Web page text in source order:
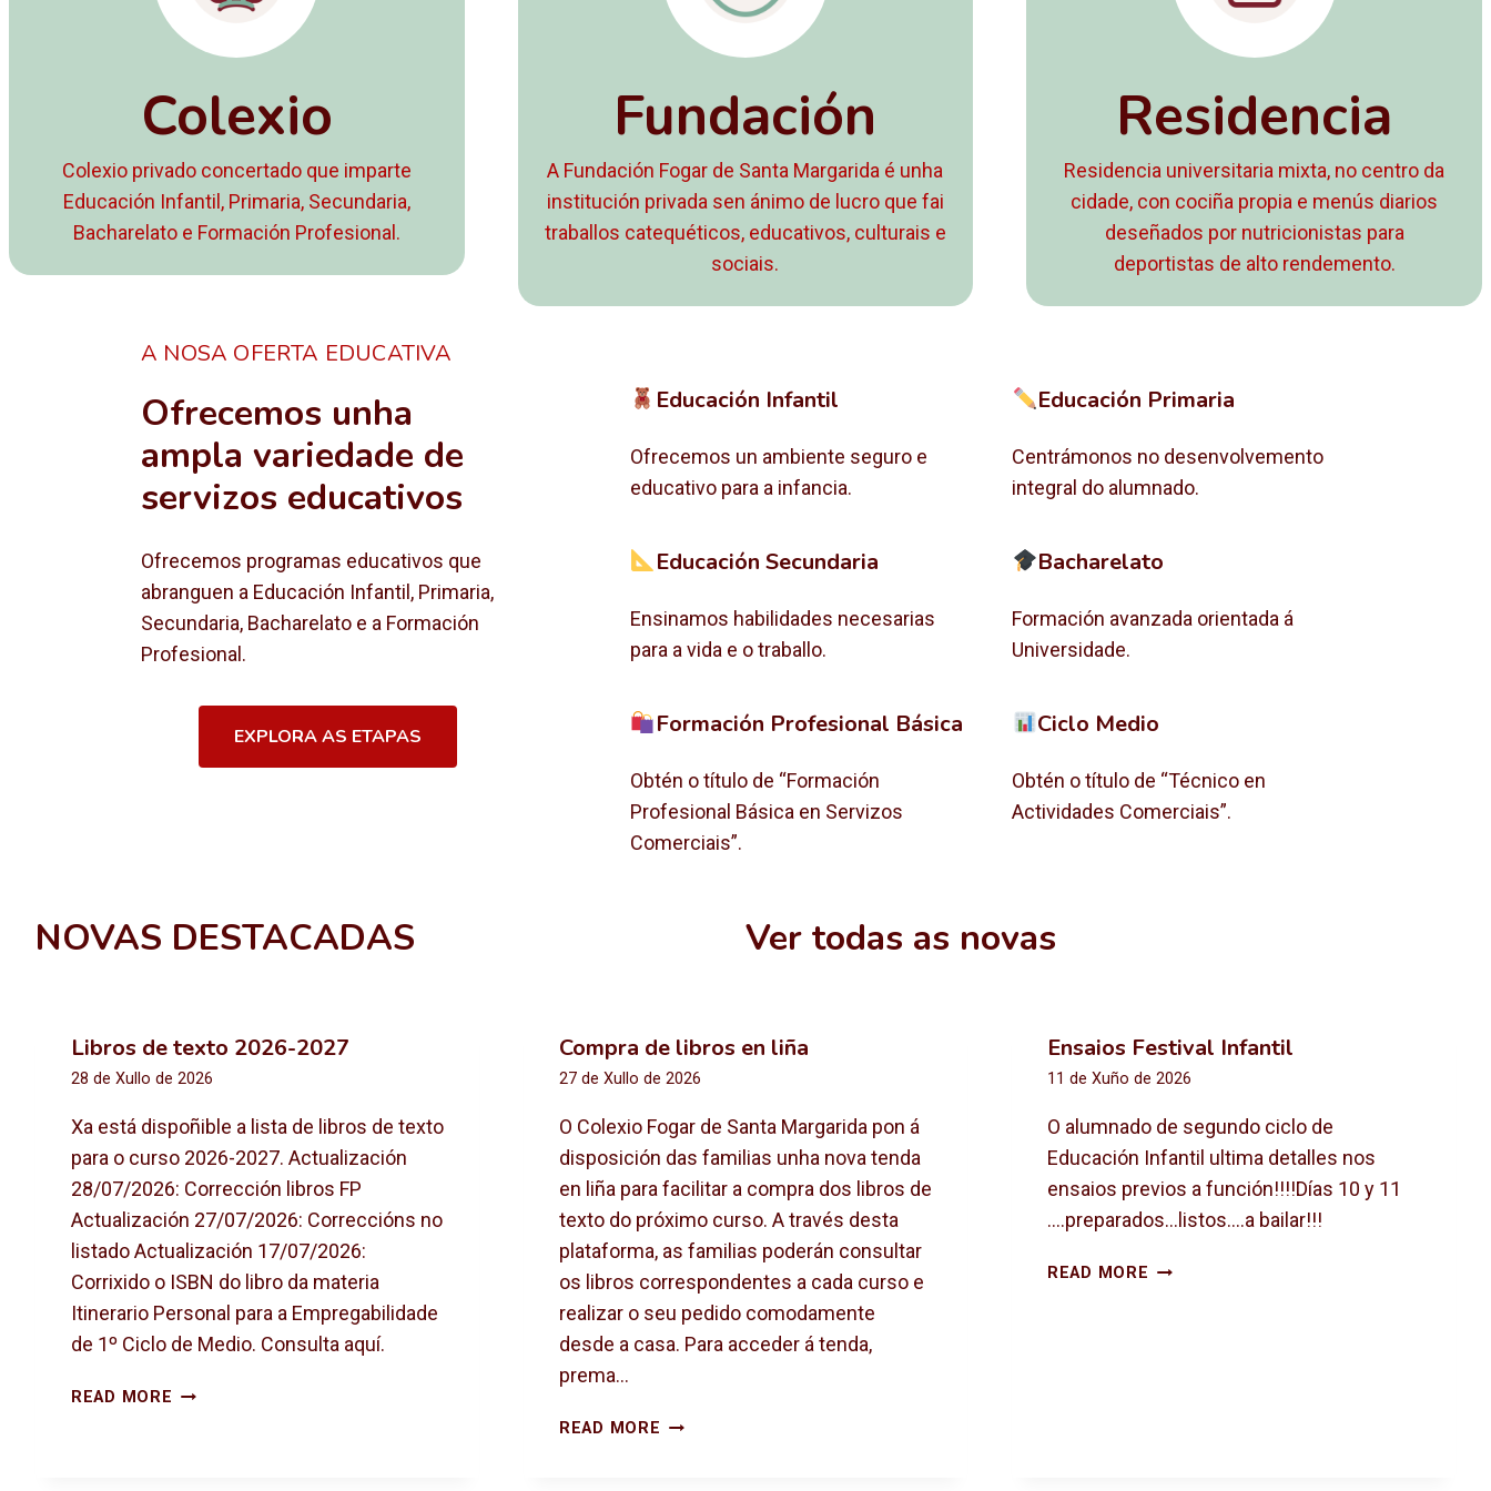
Colexio
Colexio privado concertado que imparte
Educación Infantil, Primaria, Secundaria,
Bacharelato e Formación Profesional.
Fundación
A Fundación Fogar de Santa Margarida é unha
institución privada sen ánimo de lucro que fai
traballos catequéticos, educativos, culturais e
sociais.
Residencia
Residencia universitaria mixta, no centro da
cidade, con cociña propia e menús diarios
deseñados por nutricionistas para
deportistas de alto rendemento.
A NOSA OFERTA EDUCATIVA
Ofrecemos unha
ampla variedade de
servizos educativos
Ofrecemos programas educativos que
abranguen a Educación Infantil, Primaria,
Secundaria, Bacharelato e a Formación
Profesional.
EXPLORA AS ETAPAS
Educación Infantil
Ofrecemos un ambiente seguro e
educativo para a infancia.
Educación Primaria
Centrámonos no desenvolvemento
integral do alumnado.
Educación Secundaria
Ensinamos habilidades necesarias
para a vida e o traballo.
Bacharelato
Formación avanzada orientada á
Universidade.
Formación Profesional Básica
Obtén o título de “Formación
Profesional Básica en Servizos
Comerciais”.
Ciclo Medio
Obtén o título de “Técnico en
Actividades Comerciais”.
NOVAS DESTACADAS Ver todas as novas
Libros de texto 2026-2027
28 de Xullo de 2026
Xa está dispoñible a lista de libros de texto
para o curso 2026-2027. Actualización
28/07/2026: Corrección libros FP
Actualización 27/07/2026: Correccións no
listado Actualización 17/07/2026:
Corrixido o ISBN do libro da materia
Itinerario Personal para a Empregabilidade
de 1º Ciclo de Medio. Consulta aquí.
READ MORE L
Compra de libros en liña
27 de Xullo de 2026
O Colexio Fogar de Santa Margarida pon á
disposición das familias unha nova tenda
en liña para facilitar a compra dos libros de
texto do próximo curso. A través desta
plataforma, as familias poderán consultar
os libros correspondentes a cada curso e
realizar o seu pedido comodamente
desde a casa. Para acceder á tenda,
prema…
READ MORE C
Ensaios Festival Infantil
11 de Xuño de 2026
O alumnado de segundo ciclo de
Educación Infantil ultima detalles nos
ensaios previos a función!!!!Días 10 y 11
….preparados…listos….a bailar!!!
READ MORE E